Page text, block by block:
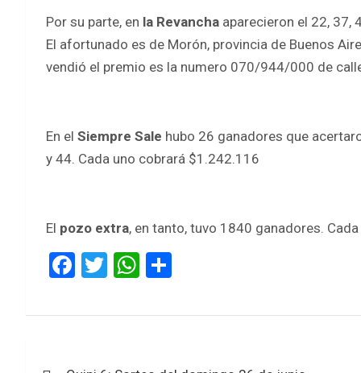
Por su parte, en la Revancha aparecieron el 22, 37,
El afortunado es de Morón, provincia de Buenos
vendió el premio es la numero 070/944/000 de
En el Siempre Sale hubo 26 ganadores que
y 44. Cada uno cobrará $1.242.116
El pozo extra, en tanto, tuvo 1840 ganadores.
F
ce
T
tt
W
at ar